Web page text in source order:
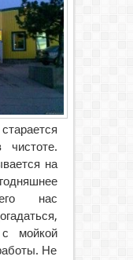
на
нас
мойкой
Не